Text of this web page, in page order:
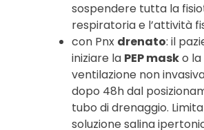
sospendere tutta la
respiratoria e l’attività
con Pnx drenato: il
iniziare la PEP masko la
ventilazione non
dopo 48h dal
tubo di drenaggio.
soluzione salina